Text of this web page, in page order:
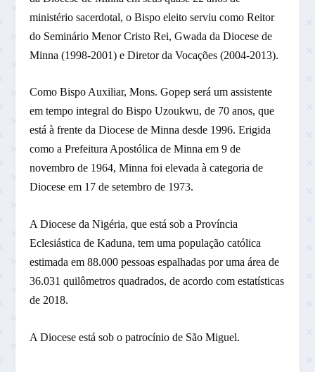
ministério sacerdotal, o Bispo eleito serviu como Reitor
do Seminário Menor Cristo Rei, Gwada da Diocese de
Minna (1998-2001) e Diretor da Vocações (2004-2013).
Como Bispo Auxiliar, Mons. Gopep será um assistente
em tempo integral do Bispo Uzoukwu, de 70 anos, que
está à frente da Diocese de Minna desde 1996. Erigida
como a Prefeitura Apostólica de Minna em 9 de
novembro de 1964, Minna foi elevada à categoria de
Diocese em 17 de setembro de 1973.
A Diocese da Nigéria, que está sob a Província
Eclesiástica de Kaduna, tem uma população católica
estimada em 88.000 pessoas espalhadas por uma área de
36.031 quilômetros quadrados, de acordo com estatísticas
de 2018.
A Diocese está sob o patrocínio de São Miguel.